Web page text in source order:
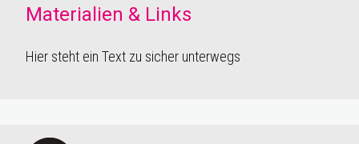
Materialien & Links
Hier steht ein Text zu sicher unterwegs